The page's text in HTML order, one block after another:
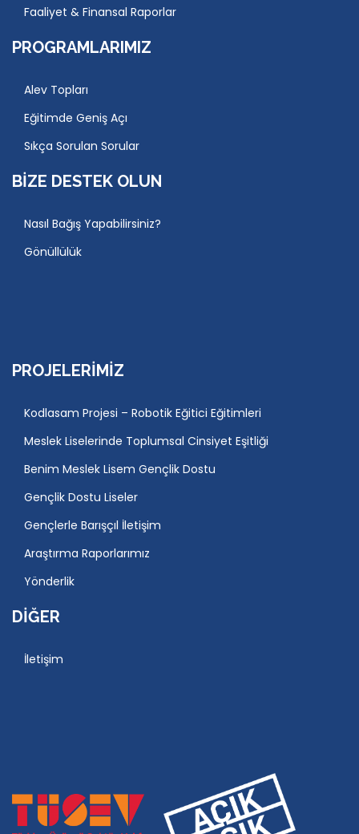
Faaliyet & Finansal Raporlar
PROGRAMLARIMIZ
Alev Topları
Eğitimde Geniş Açı
Sıkça Sorulan Sorular
BIZE DESTEK OLUN
Nasıl Bağış Yapabilirsiniz?
Gönüllülük
PROJELERIMIZ
Kodlasam Projesi – Robotik Eğitici Eğitimleri
Meslek Liselerinde Toplumsal Cinsiyet Eşitliği
Benim Meslek Lisem Gençlik Dostu
Gençlik Dostu Liseler
Gençlerle Barışçıl İletişim
Araştırma Raporlarımız
Yönderlik
DIĞER
İletişim